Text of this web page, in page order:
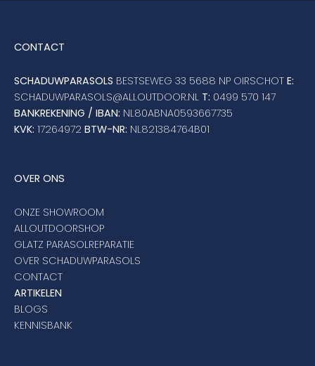
CONTACT
SCHADUWPARASOLS BESTSEWEG 33 5688 NP OIRSCHOT E:
SCHADUWPARASOLS@ALLOUTDOOR.NL T: 0499 570 147
BANKREKENING / IBAN: NL80ABNA0593667735
KVK: 17264972 BTW-NR: NL821384764B01
OVER ONS
ONZE SHOWROOM
ALLOUTDOORSHOP
GLATZ PARASOLREPARATIE
OVER SCHADUWPARASOLS
CONTACT
ARTIKELEN
BLOGS
KENNISBANK